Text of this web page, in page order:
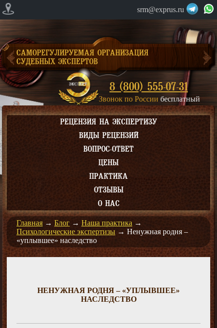
srm@exprus.ru
САМОРЕГУЛИРУЕМАЯ ОРГАНИЗАЦИЯ
СУДЕБНЫХ ЭКСПЕРТОВ
8 (800) 555-07-31
Звонок по России бесплатный
РЕЦЕНЗИЯ НА ЭКСПЕРТИЗУ
ВИДЫ РЕЦЕНЗИЙ
ВОПРОС-ОТВЕТ
ЦЕНЫ
ПРАКТИКА
ОТЗЫВЫ
О НАС
Главная → Блог → Наша практика →
Психологические экспертизы → Ненужная родня –
«уплывшее» наследство
НЕНУЖНАЯ РОДНЯ – «УПЛЫВШЕЕ»
НАСЛЕДСТВО